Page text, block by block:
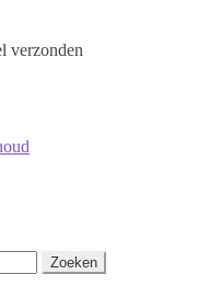
verzonden
Zoeken